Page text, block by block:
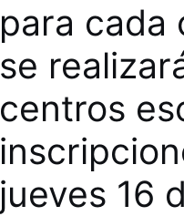
para cada
se
centros
jueves 16